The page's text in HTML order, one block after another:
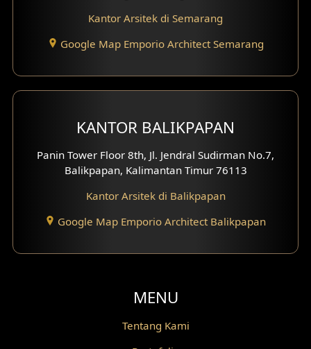
Kantor Arsitek di Semarang
Google Map Emporio Architect Semarang
KANTOR BALIKPAPAN
Panin Tower Floor 8th, Jl. Jendral Sudirman No.7,
Balikpapan, Kalimantan Timur 76113
Kantor Arsitek di Balikpapan
Google Map Emporio Architect Balikpapan
MENU
Tentang Kami